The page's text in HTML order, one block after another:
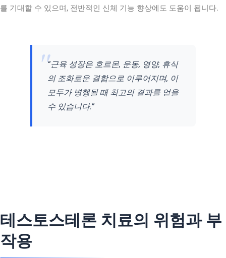
를 기대할 수 있으며, 전반적인 신체 기능 향상에도 도움이 됩니다.
“근육 성장은 호르몬, 운동, 영양, 휴식
의 조화로운 결합으로 이루어지며, 이
모두가 병행될 때 최고의 결과를 얻을
수 있습니다.”
테스토스테론 치료의 위험과 부
작용